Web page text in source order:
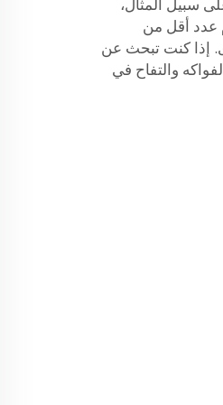
عدد أقل من
إذا كنت تبحث عن
والتفاح في